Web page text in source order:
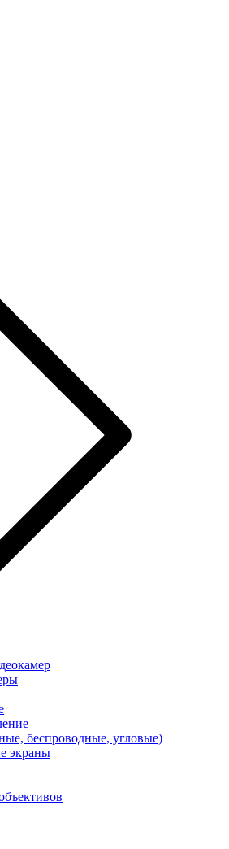
беспроводные, угловые)
экраны